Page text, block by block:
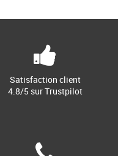
Satisfaction client
4.8/5 sur Trustpilot